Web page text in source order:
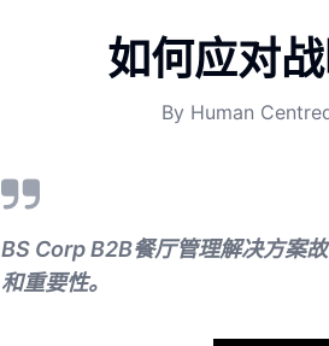
如何应对
By Human
BS Corp B2B餐厅管理解决方案
和重要性。